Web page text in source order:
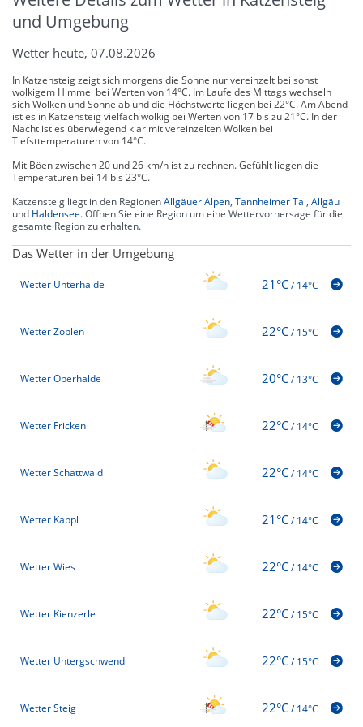
und Umgebung
Wetter heute, 07.08.2026
In Katzensteig zeigt sich morgens die Sonne nur vereinzelt bei sonst
wolkigem Himmel bei Werten von 14°C. Im Laufe des Mittags wechseln
sich Wolken und Sonne ab und die Höchstwerte liegen bei 22°C. Am Abend
ist es in Katzensteig vielfach wolkig bei Werten von 17 bis zu 21°C. In der
Nacht ist es überwiegend klar mit vereinzelten Wolken bei
Tiefsttemperaturen von 14°C.
Mit Böen zwischen 20 und 26 km/h ist zu rechnen. Gefühlt liegen die
Temperaturen bei 14 bis 23°C.
Katzensteig liegt in den RegionenAllgäuer Alpen, Tannheimer Tal, Allgäu
und Haldensee. Öffnen Sie eine Region um eine Wettervorhersage für die
gesamte Region zu erhalten.
Das Wetter in der Umgebung
Wetter Unterhalde 21°C/14°C
Wetter Zöblen 22°C/15°C
Wetter Oberhalde 20°C/13°C
Wetter Fricken 22°C/14°C
Wetter Schattwald 22°C/14°C
Wetter Kappl 21°C/14°C
Wetter Wies 22°C/14°C
Wetter Kienzerle 22°C/15°C
Wetter Untergschwend 22°C/15°C
Wetter Steig 22°C/14°C